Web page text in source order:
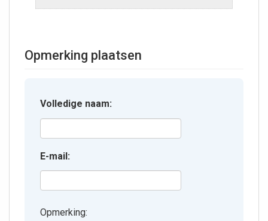
Opmerking plaatsen
Volledige naam:
E-mail:
Opmerking: